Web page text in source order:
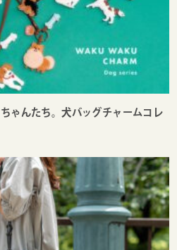
ゃんたち。犬バッグチャームコレ